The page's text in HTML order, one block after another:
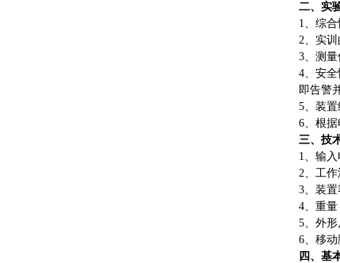
二、实
1、综
2、实
3、测
4、安
即告警
5、装
6、根
三、技
1、输
2、工
3、装
4、重量
5、外形
6、移动
四、基